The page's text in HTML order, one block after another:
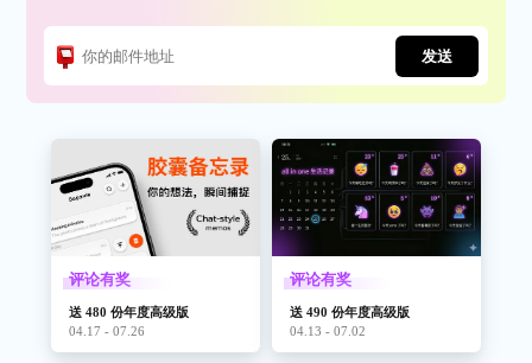
发送
评论有奖
送 480 份年度高级版
04.17 - 07.26
评论有奖
送 490 份年度高级版
04.13 - 07.02